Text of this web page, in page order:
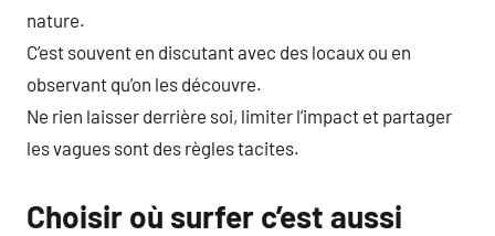
nature.
C’est souvent en discutant avec des locaux ou en
observant qu’on les découvre.
Ne rien laisser derrière soi, limiter l’impact et partager
les vagues sont des règles tacites.
Choisir où surfer c’est aussi